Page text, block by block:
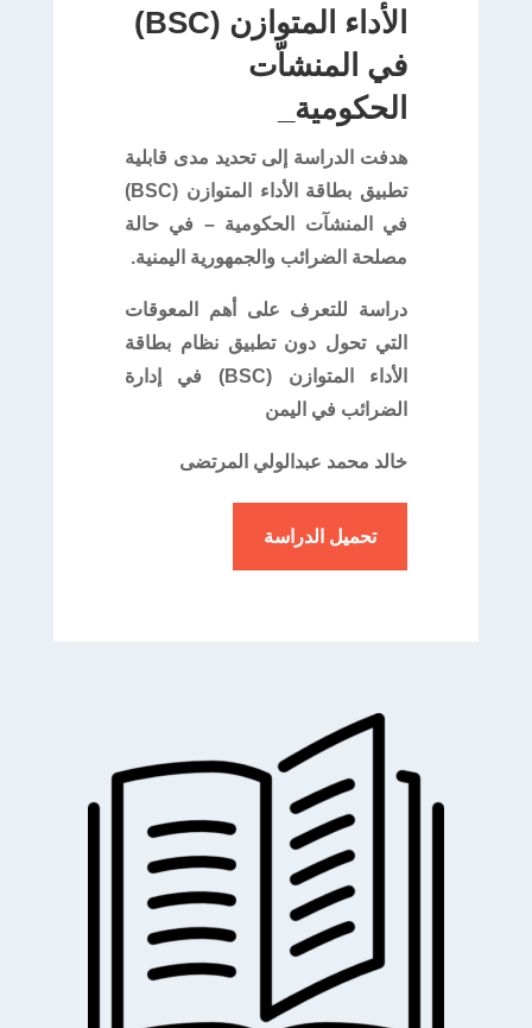
الأداء المتوازن (BSC)
في المنشاّت
الحكومية_
هدفت الدراسة إلى تحديد مدى قابلية
تطبيق بطاقة الأداء المتوازن (BSC)
في المنشآت الحكومية – في حالة
مصلحة الضرائب والجمهورية اليمنية.
دراسة للتعرف على أهم المعوقات
التي تحول دون تطبيق نظام بطاقة
الأداء المتوازن (BSC) في إدارة
الضرائب في اليمن
خالد محمد عبدالولي المرتضى
تحميل الدراسة